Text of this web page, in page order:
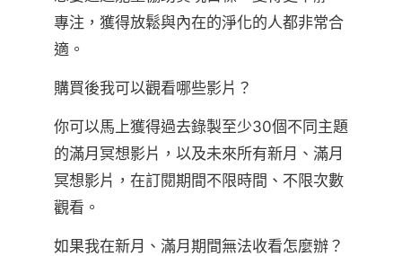
專注，獲得放鬆與內在的淨化的人都非常合
適。
購買後我可以觀看哪些影片？
你可以馬上獲得過去錄製至少30個不同主題
的滿月冥想影片，以及未來所有新月、滿月
冥想影片，在訂閱期間不限時間、不限次數
觀看。
如果我在新月、滿月期間無法收看怎麼辦？